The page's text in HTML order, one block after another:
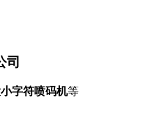
司
字符喷码机等